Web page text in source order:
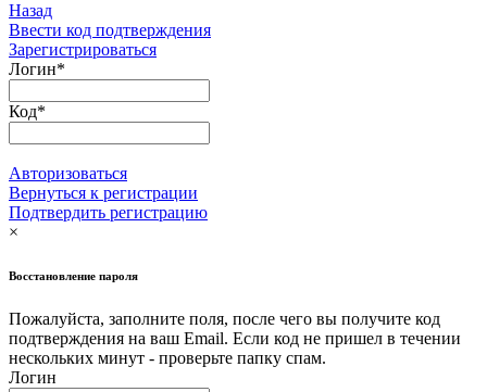
Назад
Ввести код подтверждения
Зарегистрироваться
Логин*
Код*
Авторизоваться
Вернуться к регистрации
Подтвердить регистрацию
×
Восстановление пароля
Пожалуйста, заполните поля, после чего вы получите код
подтверждения на ваш Email. Если код не пришел в течении
нескольких минут - проверьте папку спам.
Логин